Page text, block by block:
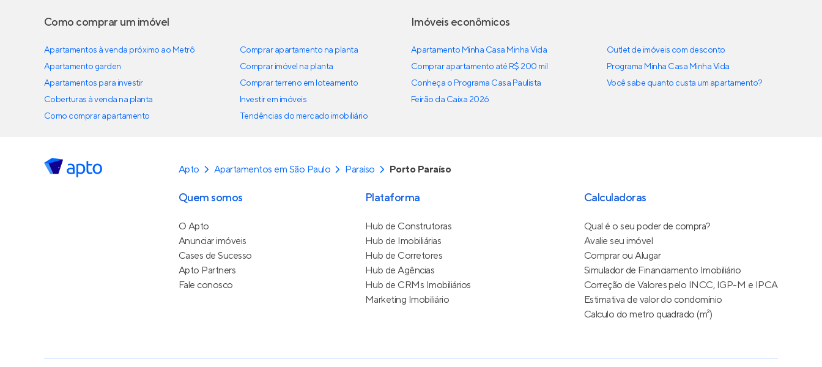
Como comprar um imóvel
Apartamentos à venda próximo ao Metrô
Apartamento garden
Apartamentos para investir
Coberturas à venda na planta
Como comprar apartamento
Comprar apartamento na planta
Comprar imóvel na planta
Comprar terreno em loteamento
Investir em imóveis
Tendências do mercado imobiliário
Imóveis econômicos
Apartamento Minha Casa Minha Vida
Comprar apartamento até R$ 200 mil
Conheça o Programa Casa Paulista
Feirão da Caixa 2026
Outlet de imóveis com desconto
Programa Minha Casa Minha Vida
Você sabe quanto custa um apartamento?
Apto Apartamentos em São Paulo Paraíso Porto Paraíso
Quem somos
O Apto
Anunciar imóveis
Cases de Sucesso
Apto Partners
Fale conosco
Plataforma
Hub de Construtoras
Hub de Imobiliárias
Hub de Corretores
Hub de Agências
Hub de CRMs Imobiliários
Marketing Imobiliário
Calculadoras
Qual é o seu poder de compra?
Avalie seu imóvel
Comprar ou Alugar
Simulador de Financiamento Imobiliário
Correção de Valores pelo INCC, IGP-M e IPCA
Estimativa de valor do condomínio
Calculo do metro quadrado (m²)